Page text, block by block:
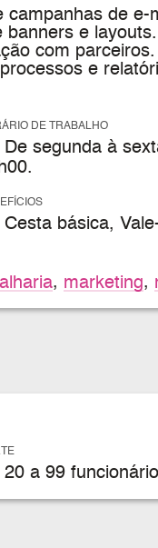
de e-
banners e layouts.
com parceiros.
e
DE TRABALHO
De segunda à
Cesta básica,
, marketing,
20 a 99